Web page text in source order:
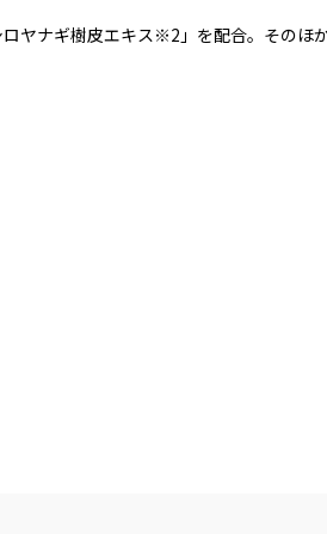
ヤナギ樹皮エキス※2」を配合。そのほ